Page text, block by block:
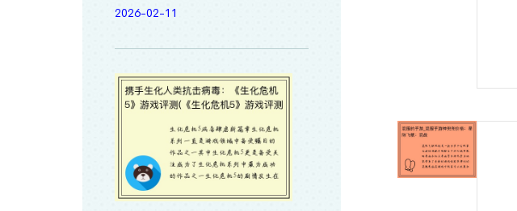
2026-02-11